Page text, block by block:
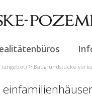
(angebot) > Baugrundstücke